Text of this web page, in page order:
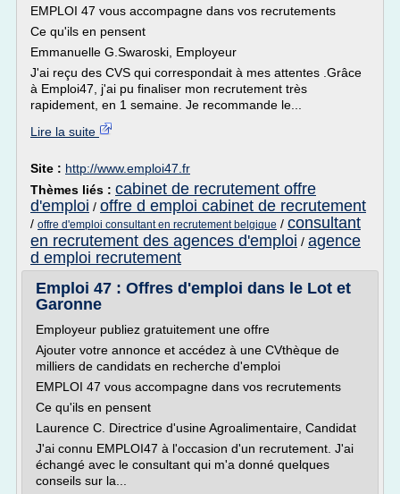
EMPLOI 47 vous accompagne dans vos recrutements
Ce qu'ils en pensent
Emmanuelle G.Swaroski, Employeur
J'ai reçu des CVS qui correspondait à mes attentes .Grâce
à Emploi47, j'ai pu finaliser mon recrutement très
rapidement, en 1 semaine. Je recommande le...
Lire la suite
Site : http://www.emploi47.fr
Thèmes liés : cabinet de recrutement offre
d'emploi / offre d emploi cabinet de recrutement
/ offre d'emploi consultant en recrutement belgique / consultant
en recrutement des agences d'emploi / agence
d emploi recrutement
Emploi 47 : Offres d'emploi dans le Lot et
Garonne
Employeur publiez gratuitement une offre
Ajouter votre annonce et accédez à une CVthèque de
milliers de candidats en recherche d'emploi
EMPLOI 47 vous accompagne dans vos recrutements
Ce qu'ils en pensent
Laurence C. Directrice d'usine Agroalimentaire, Candidat
J'ai connu EMPLOI47 à l'occasion d'un recrutement. J'ai
échangé avec le consultant qui m'a donné quelques
conseils sur la...